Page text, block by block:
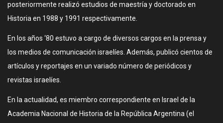
posteriormente realizó estudios de maestría y doctorado en
Historia en 1988 y 1991 respectivamente.
En los años ‘80 estuvo a cargo de diversos cargos en la prensa y
los medios de comunicación israelíes. Además, publicó cientos de
artículos y reportajes en un variado número de periódicos y
revistas israelíes.
En la actualidad, es miembro correspondiente en Israel de la
Academia Nacional de Historia de la República Argentina (el